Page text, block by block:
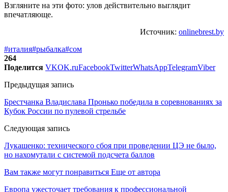
Взгляните на эти фото: улов действительно выглядит
впечатляюще.
Источник: onlinebrest.by
#италия#рыбалка#сом
264
Поделится VKOK.ruFacebookTwitterWhatsAppTelegramViber
Предыдущая запись
Брестчанка Владислава Пронько победила в соревнованиях за
Кубок России по пулевой стрельбе
Следующая запись
Лукашенко: технического сбоя при проведении ЦЭ не было,
но нахомутали с системой подсчета баллов
Вам также могут понравиться Еще от автора
Европа ужесточает требования к профессиональной